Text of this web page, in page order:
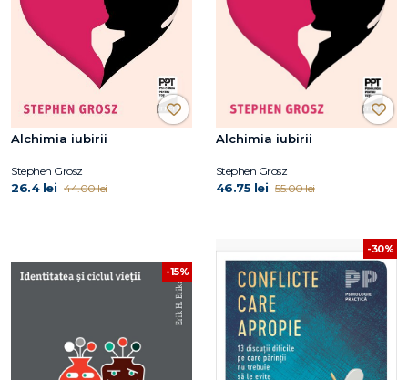
Alchimia iubirii
Stephen Grosz
26.4 lei 44.00 lei
Alchimia iubirii
Stephen Grosz
46.75 lei 55.00 lei
-15%
-30%